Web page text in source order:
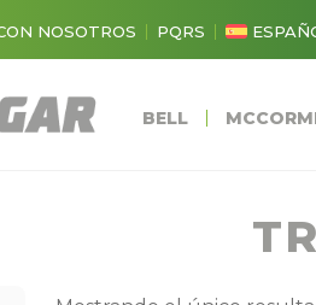
NOSOTROS PQRS
BELL